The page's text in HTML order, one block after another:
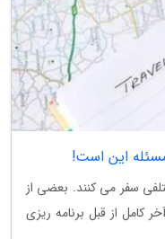
این است!
سفر می کنند. بعضی از
کامل از قبل برنامه ریزی